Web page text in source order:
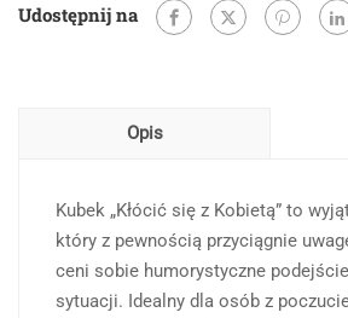
z
zakopać
ziemię
Udostępnij na
Opis
Kubek „Kłócić się z Kobietą” to
który z pewnością przyciągnie
ceni sobie humorystyczne
sytuacji. Idealny dla osób z